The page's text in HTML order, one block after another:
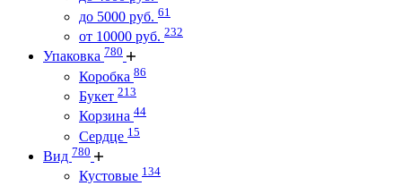
до 5000 руб. 61
от 10000 руб. 232
Упаковка 780
Коробка 86
Букет 213
Корзина 44
Сердце 15
Вид 780
Кустовые 134